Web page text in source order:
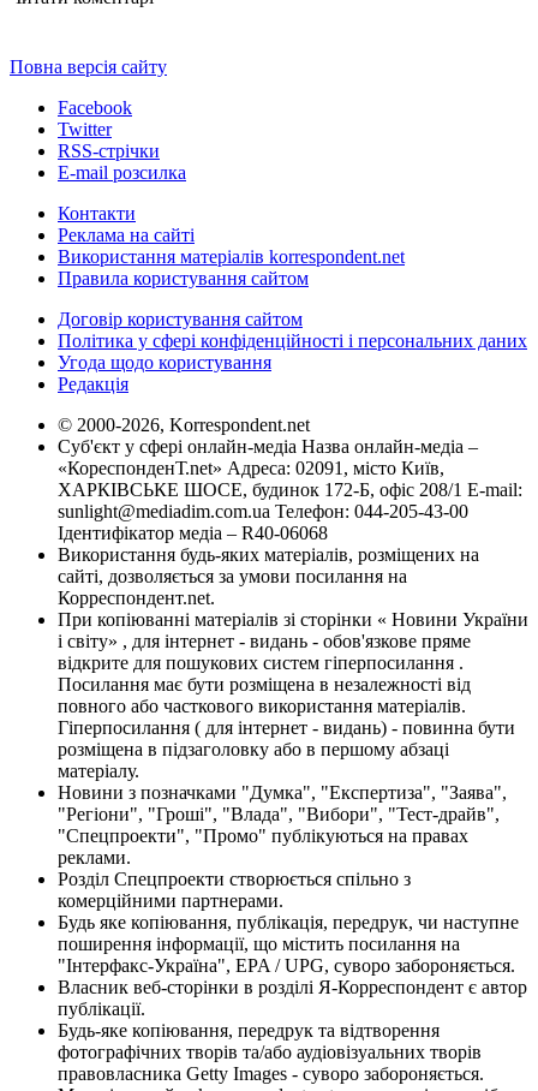
Повна версія сайту
Facebook
Twitter
RSS-стрічки
E-mail розсилка
Контакти
Реклама на сайті
Використання матеріалів korrespondent.net
Правила користування сайтом
Договір користування сайтом
Політика у сфері конфіденційності і персональних даних
Угода щодо користування
Редакція
© 2000-2026, Korrespondent.net
Суб'єкт у сфері онлайн-медіа Назва онлайн-медіа –
«КореспонденТ.net» Адреса: 02091, місто Київ,
ХАРКІВСЬКЕ ШОСЕ, будинок 172-Б, офіс 208/1 E-mail:
sunlight@mediadim.com.ua Телефон: 044-205-43-00
Ідентифікатор медіа – R40-06068
Використання будь-яких матеріалів, розміщених на
сайті, дозволяється за умови посилання на
Корреспондент.net.
При копіюванні матеріалів зі сторінки « Новини України
і світу» , для інтернет - видань - обов'язкове пряме
відкрите для пошукових систем гіперпосилання .
Посилання має бути розміщена в незалежності від
повного або часткового використання матеріалів.
Гіперпосилання ( для інтернет - видань) - повинна бути
розміщена в підзаголовку або в першому абзаці
матеріалу.
Новини з позначками "Думка", "Експертиза", "Заява",
"Регіони", "Гроші", "Влада", "Вибори", "Тест-драйв",
"Спецпроекти", "Промо" публікуються на правах
реклами.
Розділ Спецпроекти створюється спільно з
комерційними партнерами.
Будь яке копіювання, публікація, передрук, чи наступне
поширення інформації, що містить посилання на
"Інтерфакс-Україна", EPA / UPG, суворо забороняється.
Власник веб-сторінки в розділі Я-Корреспондент є автор
публікації.
Будь-яке копіювання, передрук та відтворення
фотографічних творів та/або аудіовізуальних творів
правовласника Getty Images - суворо забороняється.